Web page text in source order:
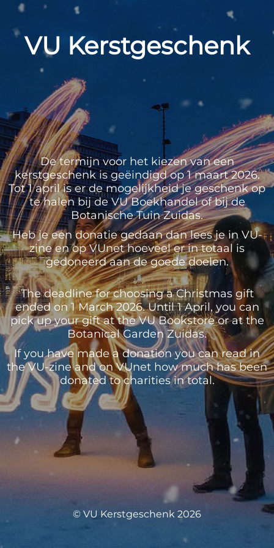
VU Kerstgeschenk
De termijn voor het kiezen van een
kerstgeschenk is geëindigd op 1 maart 2026.
Tot 1 april is er de mogelijkheid je geschenk op
te halen bij de VU Boekhandel of bij de
Botanische Tuin Zuidas.
Heb je een donatie gedaan dan lees je in VU-
zine en op VUnet hoeveel er in totaal is
gedoneerd aan de goede doelen.
The deadline for choosing a Christmas gift
ended on 1 March 2026. Until 1 April, you can
pick up your gift at the VU Bookstore or at the
Botanical Garden Zuidas.
If you have made a donation you can read in
the VU-zine and on VUnet how much has been
donated to charities in total.
© VU Kerstgeschenk 2026